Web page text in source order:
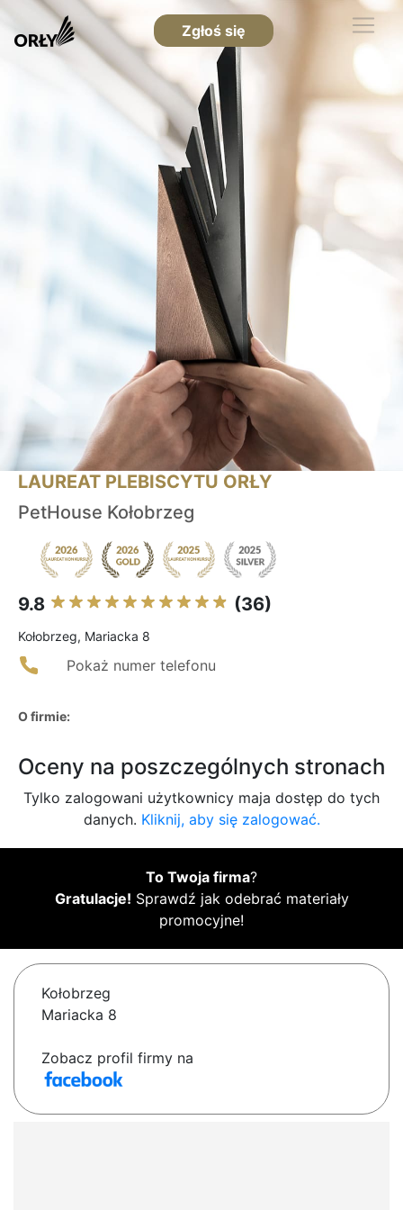
Zgłoś się
LAUREAT PLEBISCYTU ORŁY
PetHouse Kołobrzeg
9.8 (36)
Kołobrzeg, Mariacka 8
Pokaż numer telefonu
O firmie:
Oceny na poszczególnych stronach
Tylko zalogowani użytkownicy maja dostęp do tych
danych. Kliknij, aby się zalogować.
To Twoja firma?
Gratulacje! Sprawdź jak odebrać materiały
promocyjne!
Kołobrzeg
Mariacka 8
Zobacz profil firmy na